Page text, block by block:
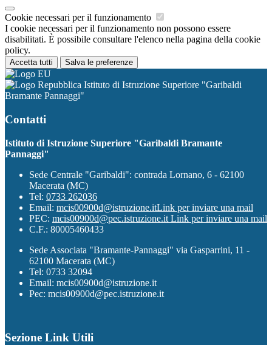
Cookie necessari per il funzionamento
I cookie necessari per il funzionamento non possono essere
disabilitati. È possibile consultare l'elenco nella pagina della cookie
policy.
Accetta tutti Salva le preferenze
Istituto di Istruzione Superiore "Garibaldi
Bramante Pannaggi"
Contatti
Istituto di Istruzione Superiore "Garibaldi Bramante
Pannaggi"
Sede Centrale "Garibaldi": contrada Lornano, 6 - 62100
Macerata (MC)
Tel: 0733 262036
Email: mcis00900d@istruzione.itLink per inviare una mail
PEC: mcis00900d@pec.istruzione.it Link per inviare una mail
C.F.: 80005460433
Sede Associata "Bramante-Pannaggi" via Gasparrini, 11 -
62100 Macerata (MC)
Tel: 0733 32094
Email: mcis00900d@istruzione.it
Pec: mcis00900d@pec.istruzione.it
Sezione Link Utili